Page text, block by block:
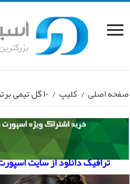
صفحه اصلی / کلیپ / ۱۰ گل تیمی برتر منچستریونایتد در فصل ۲۰۱۶/۱۷
ترافیک دانلود از سایت